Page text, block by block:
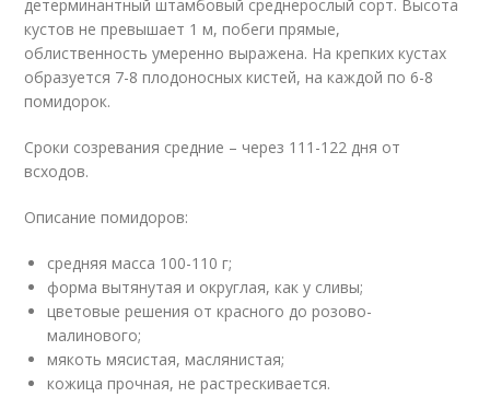
детерминантный штамбовый среднерослый сорт. Высота
кустов не превышает 1 м, побеги прямые,
облиственность умеренно выражена. На крепких кустах
образуется 7-8 плодоносных кистей, на каждой по 6-8
помидорок.
Сроки созревания средние – через 111-122 дня от
всходов.
Описание помидоров:
средняя масса 100-110 г;
форма вытянутая и округлая, как у сливы;
цветовые решения от красного до розово-
малинового;
мякоть мясистая, маслянистая;
кожица прочная, не растрескивается.